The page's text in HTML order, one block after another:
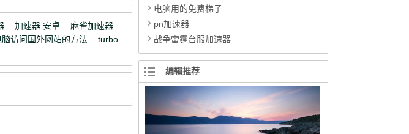
加速器 安卓
麻雀加速器
脑访问国外网站的方法
turbo
电脑用的免费梯子
pn加速器
战争雷霆台服加速器
编辑推荐